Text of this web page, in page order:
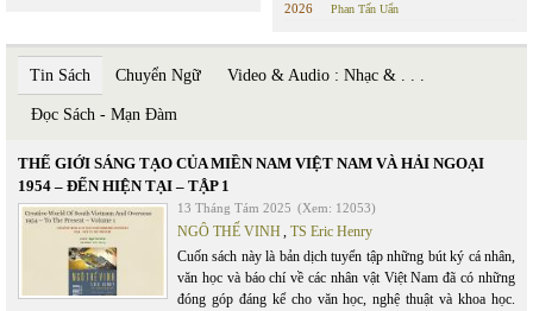
2026
Phan Tấn Uẩn
Tin Sách Chuyển Ngữ Video & Audio : Nhạc & . . .
Đọc Sách - Mạn Đàm
THẾ GIỚI SÁNG TẠO CỦA MIỀN NAM VIỆT NAM VÀ HẢI NGOẠI
1954 – ĐẾN HIỆN TẠI – TẬP 1
13 Tháng Tám 2025 (Xem: 12053)
NGÔ THẾ VINH, TS Eric Henry
Cuốn sách này là bản dịch tuyển tập những bút ký cá nhân,
văn học và báo chí về các nhân vật Việt Nam đã có những
đóng góp đáng kể cho văn học, nghệ thuật và khoa học.